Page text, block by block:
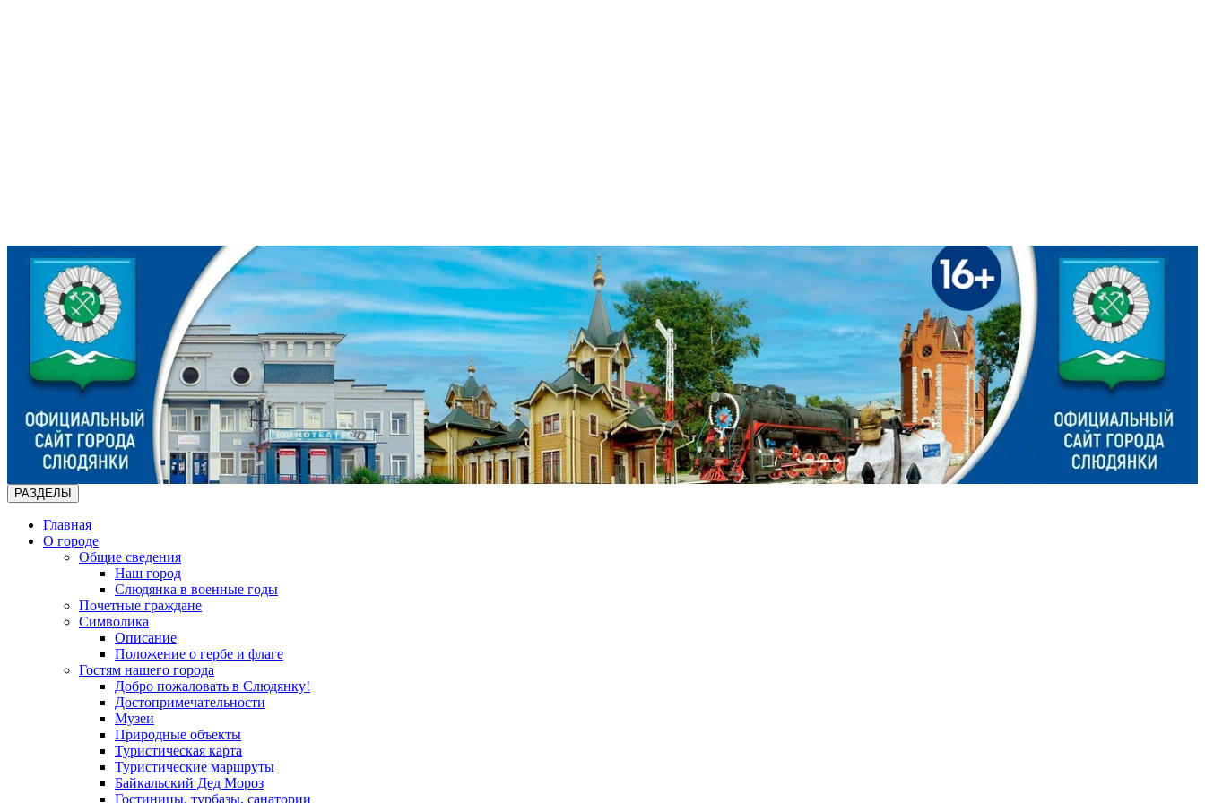
РАЗДЕЛЫ
Главная
О городе
Общие сведения
Наш город
Слюдянка в военные годы
Почетные граждане
Символика
Описание
Положение о гербе и флаге
Гостям нашего города
Добро пожаловать в Слюдянку!
Достопримечательности
Музеи
Природные объекты
Туристическая карта
Туристические маршруты
Байкальский Дед Мороз
Гостиницы, турбазы, санатории